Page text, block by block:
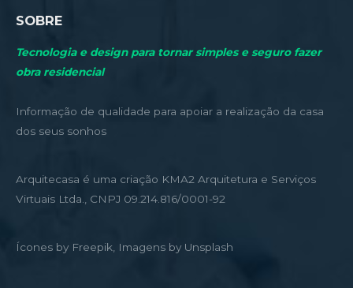
SOBRE
Tecnologia e design para tornar simples e seguro fazer
obra residencial
Informação de qualidade para apoiar a realização da casa
dos seus sonhos
Arquitecasa é uma criação KMA2 Arquitetura e Serviços
Virtuais Ltda., CNPJ 09.214.816/0001-92
Ícones by Freepik, Imagens by Unsplash